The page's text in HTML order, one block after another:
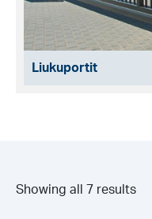
Liukuportit
Showing all 7 results